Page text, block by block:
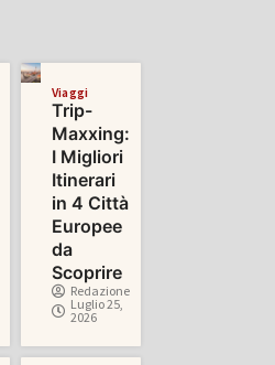
Viaggi
Trip-
Maxxing:
I Migliori
Itinerari
in 4 Città
Europee
da
Scoprire
Redazione
Luglio 25,
2026